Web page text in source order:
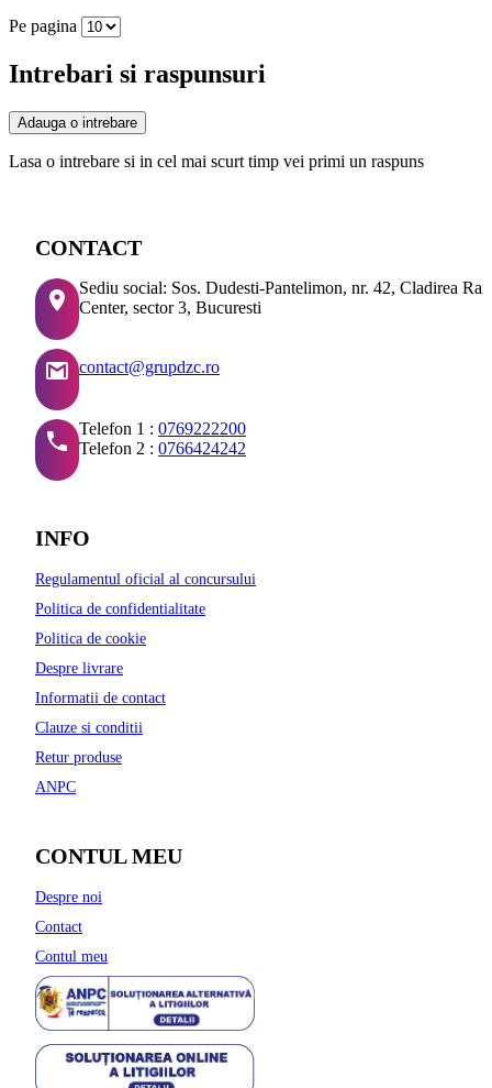
Pe pagina
Intrebari si raspunsuri
Adauga o intrebare
Lasa o intrebare si in cel mai scurt timp vei primi un raspuns
CONTACT
Sediu social: Sos. Dudesti-Pantelimon, nr. 42, Cladirea
Center, sector 3, Bucuresti
contact@grupdzc.ro
Telefon 1 : 0769222200
Telefon 2 : 0766424242
INFO
Regulamentul oficial al concursului
Politica de confidentialitate
Politica de cookie
Despre livrare
Informatii de contact
Clauze si conditii
Retur produse
ANPC
CONTUL MEU
Despre noi
Contact
Contul meu